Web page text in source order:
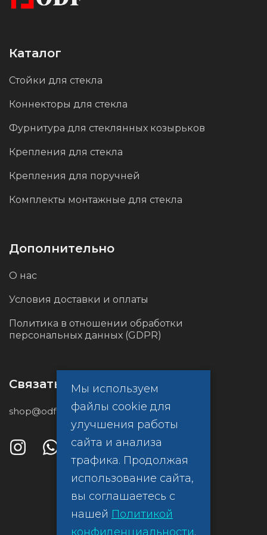
Каталог
Стойки для стекла
Коннекторы для стекла
Фурнитура для стеклянных козырьков
Крепления для стекла
Крепления для поручней
Комплекты монтажные для стекла
Дополнительно
О нас
Условия доставки и оплаты
Политика в отношении обработки
персональных данных (GDPR)
Связаться с нами
shop@odf.global
Мы используем
файлы cookie для
улучшения работы
сайта и анализа
трафика. Продолжая
использование сайта,
вы соглашаетесь с
нашей Политикой
конфиденциальности.